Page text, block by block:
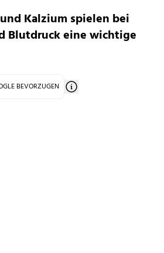
Kalzium spielen bei
Blutdruck eine wichtige
BEVORZUGEN